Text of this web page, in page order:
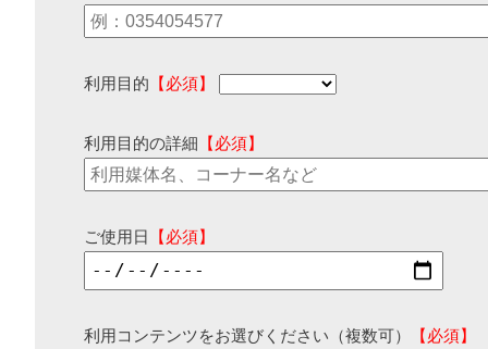
利用目的 【必須】
利用目的の詳細 【必須】
ご使用日 【必須】
利用コンテンツをお選びください（複数可）
【必須】